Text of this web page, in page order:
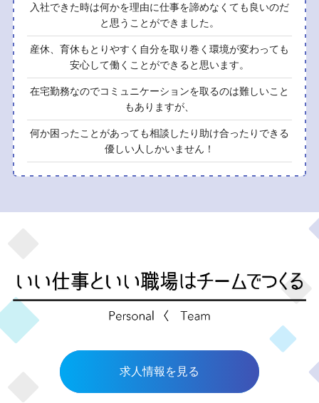
入社できた時は何かを理由に仕事を諦めなくても良いのだ
と思うことができました。
産休、育休もとりやすく自分を取り巻く環境が変わっても
安心して働くことができると思います。
在宅勤務なのでコミュニケーションを取るのは難しいこと
もありますが、
何か困ったことがあっても相談したり助け合ったりできる
優しい人しかいません！
求人情報を見る